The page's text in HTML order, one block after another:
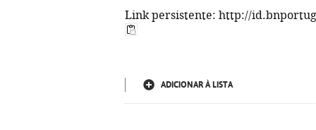
Link persistente: http://
ADICIONAR À LISTA